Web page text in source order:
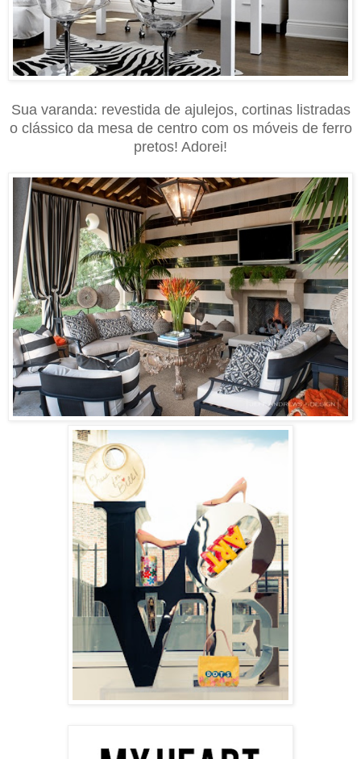
Sua varanda: revestida de ajulejos, cortinas listradas
o clássico da mesa de centro com os móveis de ferro
pretos! Adorei!